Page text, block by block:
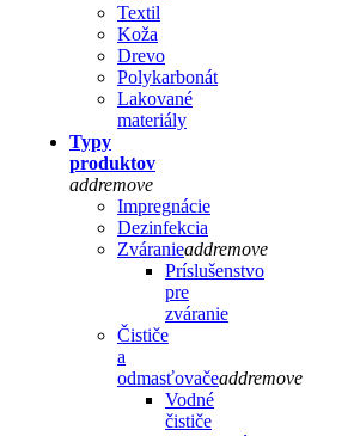
Textil
Koža
Drevo
Polykarbonát
Lakované
materiály
Typy
produktov
addremove
Impregnácie
Dezinfekcia
Zváranieaddremove
Príslušenstvo
pre
zváranie
Čističe
a
odmasťovačeaddremove
Vodné
čističe